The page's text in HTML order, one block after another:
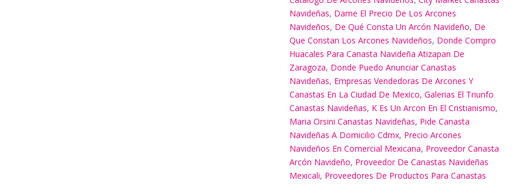
Navideñas, Dame El Precio De Los Arcones
Navideños, De Qué Consta Un Arcón Navideño, De
Que Constan Los Arcones Navideños, Donde Compro
Huacales Para Canasta Navideña Atizapan De
Zaragoza, Donde Puedo Anunciar Canastas
Navideñas, Empresas Vendedoras De Arcones Y
Canastas En La Ciudad De Mexico, Galerias El Triunfo
Canastas Navideñas, K Es Un Arcon En El Cristianismo,
Maria Orsini Canastas Navideñas, Pide Canasta
Navideñas A Domicilio Cdmx, Precio Arcones
Navideños En Comercial Mexicana, Proveedor Canasta
Arcón Navideño, Proveedor De Canastas Navideñas
Mexicali, Proveedores De Productos Para Canastas